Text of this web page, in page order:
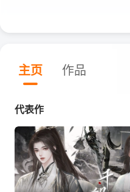
主页 作品
代表作